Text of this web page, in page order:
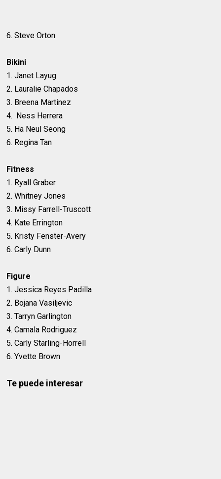
6. Steve Orton
Bikini
1. Janet Layug
2. Lauralie Chapados
3. Breena Martinez
4. Ness Herrera
5. Ha Neul Seong
6. Regina Tan
Fitness
1. Ryall Graber
2. Whitney Jones
3. Missy Farrell-Truscott
4. Kate Errington
5. Kristy Fenster-Avery
6. Carly Dunn
Figure
1. Jessica Reyes Padilla
2. Bojana Vasiljevic
3. Tarryn Garlington
4. Camala Rodriguez
5. Carly Starling-Horrell
6. Yvette Brown
Te puede interesar